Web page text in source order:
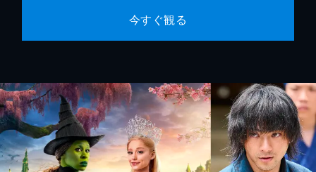
今すぐ観る